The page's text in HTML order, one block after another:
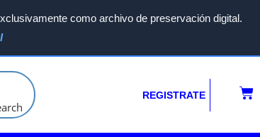
como archivo de preservación digital.
REGISTRATE